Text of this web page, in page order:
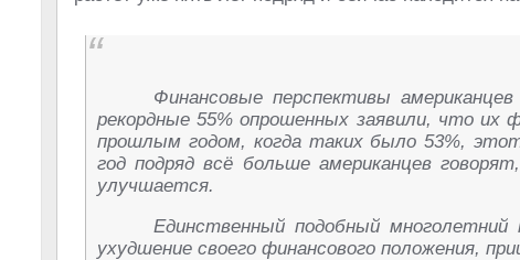
Финансовые перспективы
рекордные 55% опрошенных заявили, что их
прошлым годом, когда таких было 53%,
год подряд всё больше американцев
улучшается.
Единственный подобный
ухудшение своего финансового положения,